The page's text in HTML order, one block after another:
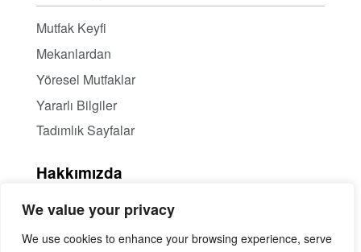
We value your privacy
We use cookies to enhance your browsing experience, serve
Mutfak Keyfi
Mekanlardan
Yöresel Mutfaklar
Yararlı Bilgiler
Tadımlık Sayfalar
Hakkımızda
Hakkımızda
Haber Bülteni / RSS